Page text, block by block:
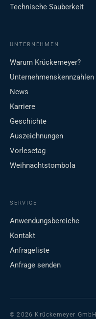
Technische Sauberkeit
UNTERNEHMEN
Warum Krückemeyer?
Unternehmenskennzahlen
News
Karriere
Geschichte
Auszeichnungen
Vorlesetag
Weihnachtstombola
SERVICE
Anwendungsbereiche
Kontakt
Anfrageliste
Anfrage senden
© 2026 Krückemeyer GmbH